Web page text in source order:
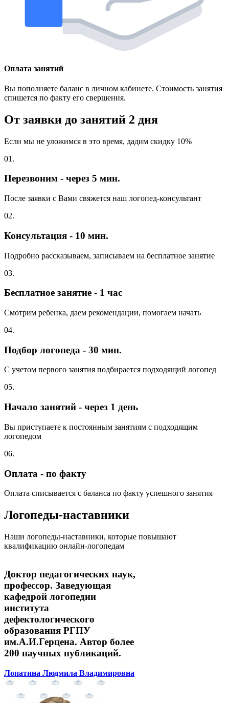
Оплата занятий
Вы пополняете баланс в личном кабинете. Стоимость занятия
спишется по факту его свершения.
От заявки до занятий 2 дня
Если мы не уложимся в это время, дадим скидку 10%
01.
Перезвоним - через 5 мин.
После заявки с Вами свяжется наш логопед-консультант
02.
Консультация - 10 мин.
Подробно рассказываем, записываем на бесплатное занятие
03.
Бесплатное занятие - 1 час
Смотрим ребенка, даем рекомендации, помогаем начать
04.
Подбор логопеда - 30 мин.
С учетом первого занятия подбирается подходящий логопед
05.
Начало занятий - через 1 день
Вы приступаете к постоянным занятиям с подходящим
логопедом
06.
Оплата - по факту
Оплата списывается с баланса по факту успешного занятия
Логопеды-наставники
Наши логопеды-наставники, которые повышают
квалификацию онлайн-логопедам
Доктор педагогических наук,
профессор. Заведующая
кафедрой логопедии
института
дефектологического
образования РГПУ
им.А.И.Герцена. Автор более
200 научных публикаций.
Лопатина Людмила Владимировна